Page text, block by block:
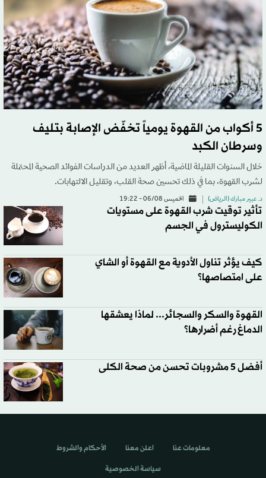
5 أكواب من القهوة يومياً تخفّض الإصابة بتليف
وسرطان الكبد
خلال السنوات القليلة الماضية، أظهر العديد من الدراسات الفوائد الصحية المحتملة
لشرب القهوة، بما في ذلك تحسين صحة القلب، وتقليل الالتهابات.
د. عبير مبارك (الرياض) الخميس 06/08 - 19:22
تأثير توقيت شرب القهوة على مستويات
الكوليسترول في الجسم
كيف يؤثر تناول الأدوية مع القهوة أو الشاي
على امتصاصها؟
القهوة والسكر والسجائر... لماذا يعشقها
الدماغ رغم أضرارها؟
أفضل 5 مشروبات تحسن من صحة الكلى
معلومات عنا اعلن معنا الأحكام والشروط
سياسة الخصوصية